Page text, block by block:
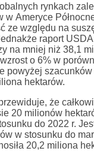
rynkach
w Ameryce
ze względu na
raport
na mniej niż 38,1
o 6% w
powyżej
hektarów.
że
20 milionów
do 2022 r.
w stosunku do
20,2 miliona